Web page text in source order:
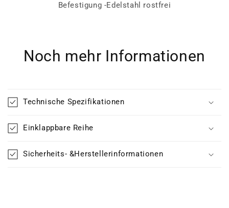
Befestigung -Edelstahl rostfrei
Noch mehr Informationen
Technische Spezifikationen
Einklappbare Reihe
Sicherheits- &Herstellerinformationen